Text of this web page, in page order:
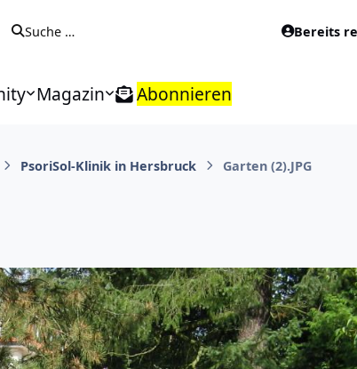
Suche … Bereits
Magazin Abonnieren
PsoriSol-Klinik in Hersbruck Garten (2).JPG